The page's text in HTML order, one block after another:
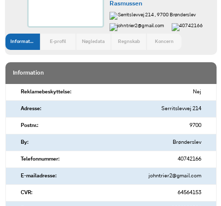
Rasmussen
Serritslevvej 214 , 9700 Brønderslev
johntrier2@gmail.com
40742166
Information E-profil Nøgledata Regnskab Koncern
Information
Reklamebeskyttelse: Nej
Adresse: Serritslevvej 214
Postnr.: 9700
By: Brønderslev
Telefonnummer: 40742166
E-mailadresse: johntrier2@gmail.com
CVR: 64564153